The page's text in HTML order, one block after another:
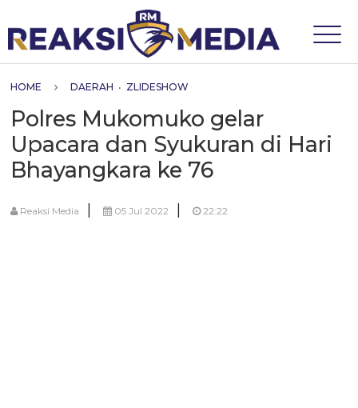
HOME DAERAH • ZLIDESHOW
Polres Mukomuko gelar
Upacara dan Syukuran di Hari
Bhayangkara ke 76
Reaksi Media | 05 Jul 2022 | 22:22